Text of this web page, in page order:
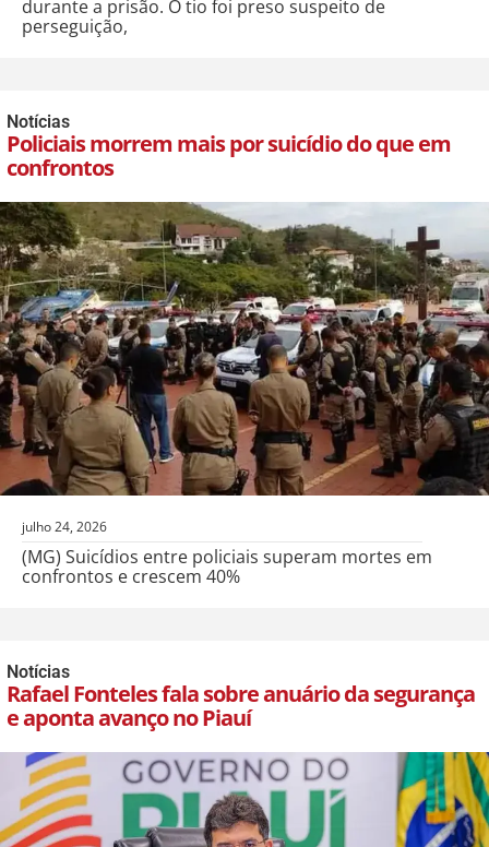
durante a prisão. O tio foi preso suspeito de
perseguição,
Notícias
Policiais morrem mais por suicídio do que em
confrontos
julho 24, 2026
(MG) Suicídios entre policiais superam mortes em
confrontos e crescem 40%
Notícias
Rafael Fonteles fala sobre anuário da segurança
e aponta avanço no Piauí